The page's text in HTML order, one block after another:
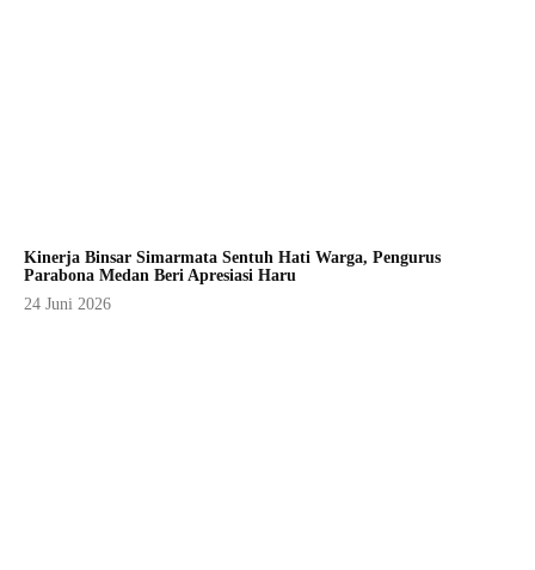
Kinerja Binsar Simarmata Sentuh Hati Warga, Pengurus
Parabona Medan Beri Apresiasi Haru
24 Juni 2026